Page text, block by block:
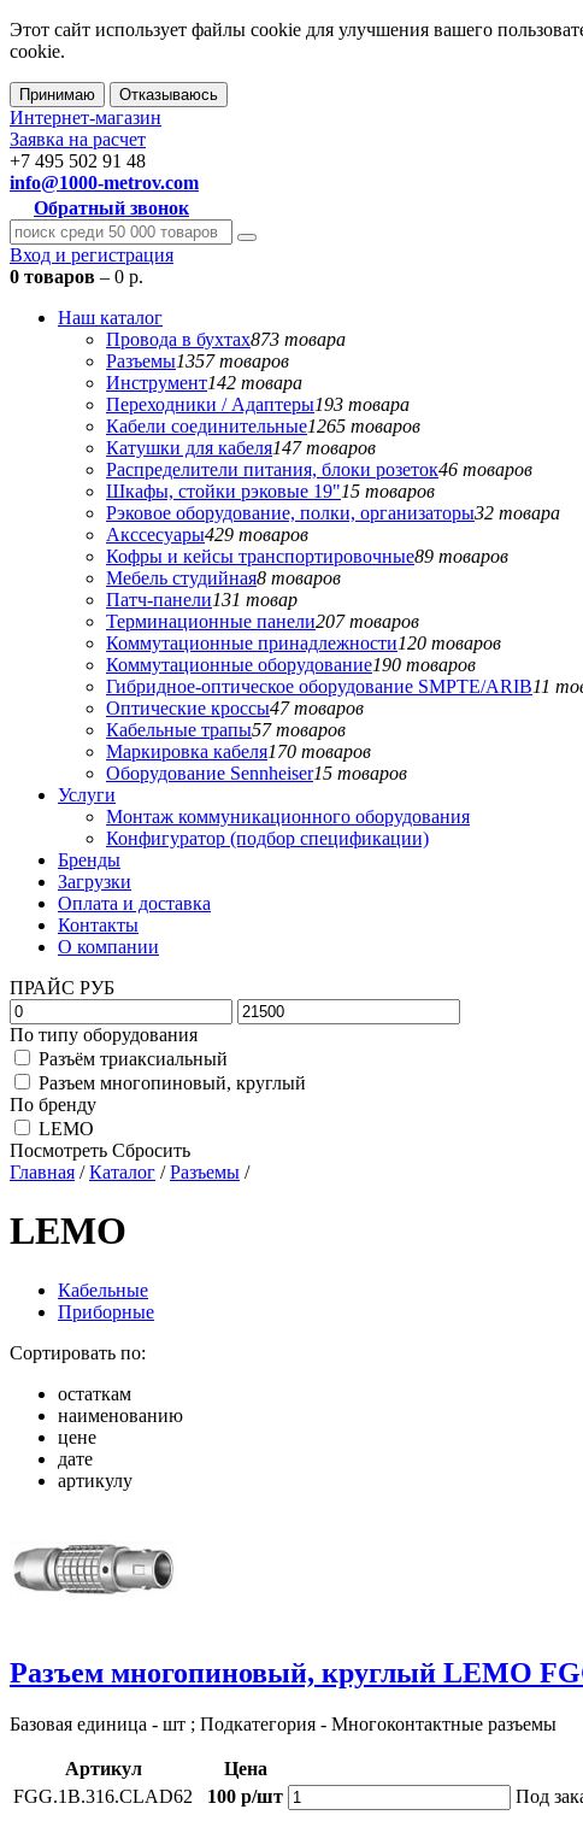
Этот сайт использует файлы cookie для улучшения вашего
cookie.
Принимаю Отказываюсь
Интернет-магазин
Заявка на расчет
+7 495 502 91 48
info@1000-metrov.com
Обратный звонок
Вход и регистрация
0 товаров – 0 р.
Наш каталог
Провода в бухтах873 товара
Разъемы1357 товаров
Инструмент142 товара
Переходники / Адаптеры193 товара
Кабели соединительные1265 товаров
Катушки для кабеля147 товаров
Распределители питания, блоки розеток46 товаров
Шкафы, стойки рэковые 19"15 товаров
Рэковое оборудование, полки, организаторы32 товара
Акссесуары429 товаров
Кофры и кейсы транспортировочные89 товаров
Мебель студийная8 товаров
Патч-панели131 товар
Терминационные панели207 товаров
Коммутационные принадлежности120 товаров
Коммутационные оборудование190 товаров
Гибридное-оптическое оборудование SMPTE/ARIB11
Оптические кроссы47 товаров
Кабельные трапы57 товаров
Маркировка кабеля170 товаров
Оборудование Sennheiser15 товаров
Услуги
Монтаж коммуникационного оборудования
Конфигуратор (подбор спецификации)
Бренды
Загрузки
Оплата и доставка
Контакты
О компании
ПРАЙС РУБ
По типу оборудования
Разъём триаксиальный
Разъем многопиновый, круглый
По бренду
LEMO
Посмотреть Сбросить
Главная /Каталог /Разъемы /
LEMO
Кабельные
Приборные
Сортировать по:
остаткам
наименованию
цене
дате
артикулу
Разъем многопиновый, круглый LEMO
Базовая единица - шт ; Подкатегория - Многоконтактные разъемы
Артикул
Цена
FGG.1B.316.CLAD62
100 р/шт Под